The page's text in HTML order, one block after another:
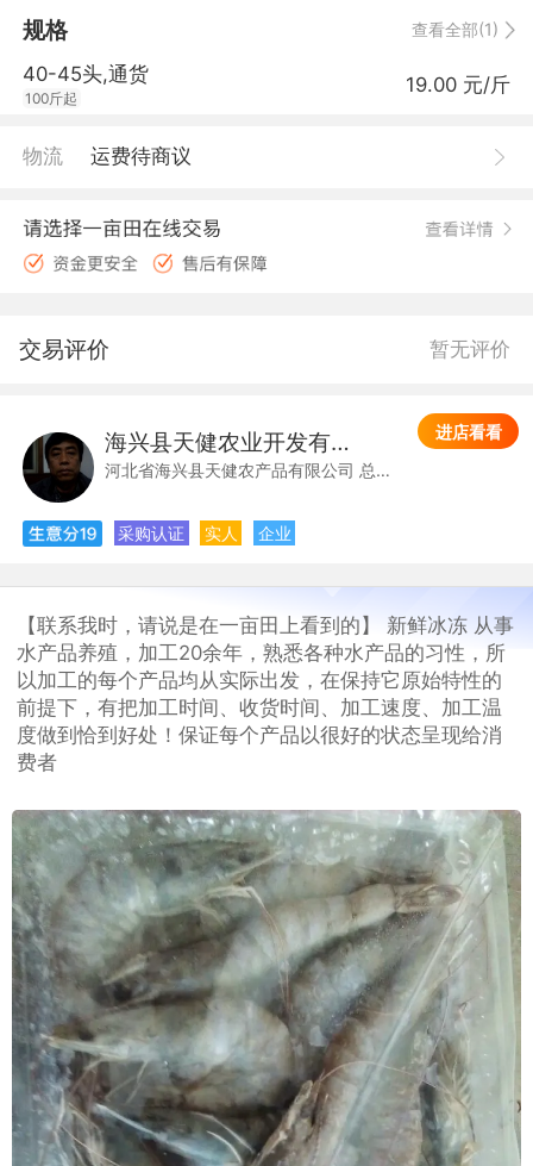
规格 查看全部(1)
40-45头,通货
100斤起
19.00 元/斤
物流 运费待商议
交易评价 暂无评价
海
海兴县天健农业开发有限公司
河北省海兴县天健农产品有限公司 总经理 左德顺
进店看看
采购认证 实人 企业
【联系我时，请说是在一亩田上看到的】 新鲜冰冻 从事
水产品养殖，加工20余年，熟悉各种水产品的习性，所
以加工的每个产品均从实际出发，在保持它原始特性的
前提下，有把加工时间、收货时间、加工速度、加工温
度做到恰到好处！保证每个产品以很好的状态呈现给消
费者